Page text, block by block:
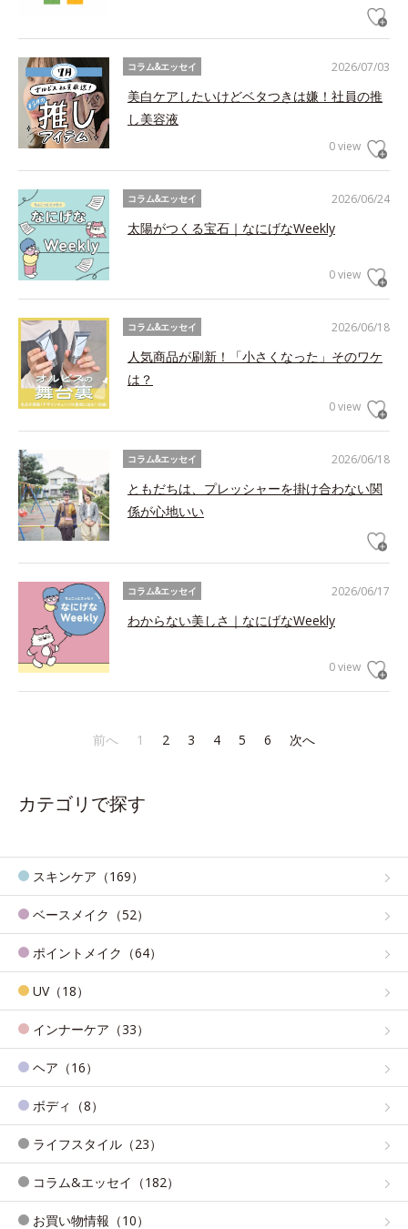
2026/07/03
コラム&エッセイ
美白ケアしたいけどベタつきは嫌！社員の推
し美容液
0 view
2026/06/24
コラム&エッセイ
太陽がつくる宝石｜なにげなWeekly
0 view
2026/06/18
コラム&エッセイ
人気商品が刷新！「小さくなった」そのワケ
は？
0 view
2026/06/18
コラム&エッセイ
ともだちは、プレッシャーを掛け合わない関
係が心地いい
2026/06/17
コラム&エッセイ
わからない美しさ｜なにげなWeekly
0 view
前へ 1 2 3 4 5 6 次へ
カテゴリで探す
スキンケア（169）
ベースメイク（52）
ポイントメイク（64）
UV（18）
インナーケア（33）
ヘア（16）
ボディ（8）
ライフスタイル（23）
コラム&エッセイ（182）
お買い物情報（10）